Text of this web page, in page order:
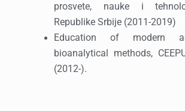
prosvete, nauke i
Republike Srbije (2011-2019)
Education of modern
bioanalytical methods,
(2012-).